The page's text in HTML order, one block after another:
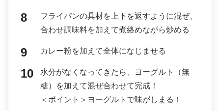
フライパンの具材を上下を返すように混ぜ、
合わせ調味料を加えて煮絡めながら炒める
カレー粉を加えて全体になじませる
水分がなくなってきたら、ヨーグルト（無
糖）を加えて混ぜ合わせて完成！
＜ポイント＞ヨーグルトで味がしまる！